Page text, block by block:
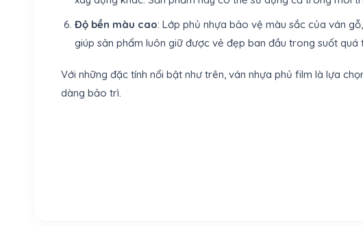
Độ bền màu cao: Lớp phủ nhựa bảo vệ màu sắc của ván
giúp sản phẩm luôn giữ được vẻ đẹp ban đầu trong suốt quá
Với những đặc tính nổi bật như trên, ván nhựa phủ film là lựa
dàng bảo trì.